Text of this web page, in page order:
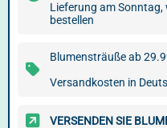
Lieferung am Sonntag,
bestellen
Blumensträuße ab
Versandkosten in
VERSENDEN SIE